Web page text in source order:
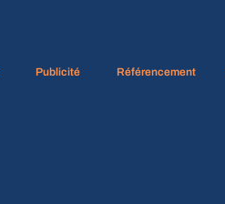
Publicité Référencement